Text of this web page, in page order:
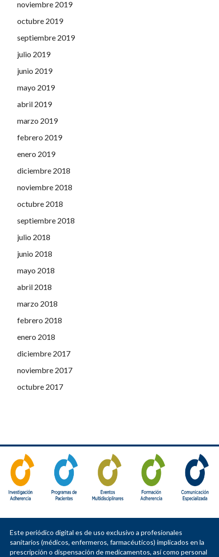
noviembre 2019
octubre 2019
septiembre 2019
julio 2019
junio 2019
mayo 2019
abril 2019
marzo 2019
febrero 2019
enero 2019
diciembre 2018
noviembre 2018
octubre 2018
septiembre 2018
julio 2018
junio 2018
mayo 2018
abril 2018
marzo 2018
febrero 2018
enero 2018
diciembre 2017
noviembre 2017
octubre 2017
Este periódico digital es de uso exclusivo a profesionales
sanitarios (médicos, enfermeros, farmacéuticos) implicados en la
prescripción o dispensación de medicamentos, así como personal